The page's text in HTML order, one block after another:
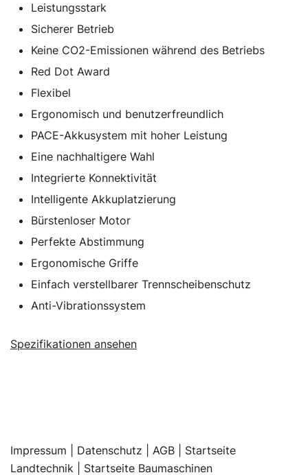
Leistungsstark
Sicherer Betrieb
Keine CO2-Emissionen während des Betriebs
Red Dot Award
Flexibel
Ergonomisch und benutzerfreundlich
PACE-Akkusystem mit hoher Leistung
Eine nachhaltigere Wahl
Integrierte Konnektivität
Intelligente Akkuplatzierung
Bürstenloser Motor
Perfekte Abstimmung
Ergonomische Griffe
Einfach verstellbarer Trennscheibenschutz
Anti-Vibrationssystem
Spezifikationen ansehen
Impressum Datenschutz | AGB | Startseite
Landtechnik | Startseite Baumaschinen